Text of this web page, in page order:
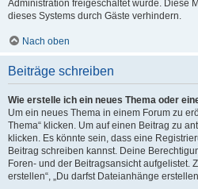
Administration freigeschaltet wurde. Diese
dieses Systems durch Gäste verhindern.
Nach oben
Beiträge schreiben
Wie erstelle ich ein neues Thema oder
Um ein neues Thema in einem Forum zu
Thema“ klicken. Um auf einen Beitrag zu
klicken. Es könnte sein, dass eine
Beitrag schreiben kannst. Deine
Foren- und der Beitragsansicht aufgelistet.
erstellen“, „Du darfst Dateianhänge